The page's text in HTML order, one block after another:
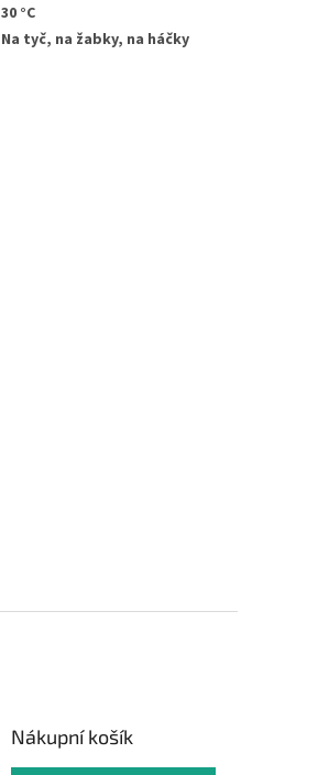
30 °C
Na tyč, na žabky, na háčky
Nákupní košík